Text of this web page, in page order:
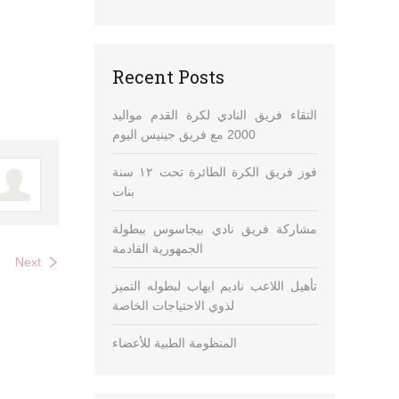
Next
Recent Posts
التقاء فريق النادي لكرة القدم مواليد
2000 مع فريق جينيس اليوم
فوز فريق الكرة الطائرة تحت ١٢ سنة
بنات
مشاركة فريق نادي بيجاسوس ببطولة
الجمهورية القادمة
تأهيل اللاعب ناديم ايهاب لبطوله التميز
لذوي الاحتياجات الخاصة
المنظومة الطبية للأعضاء